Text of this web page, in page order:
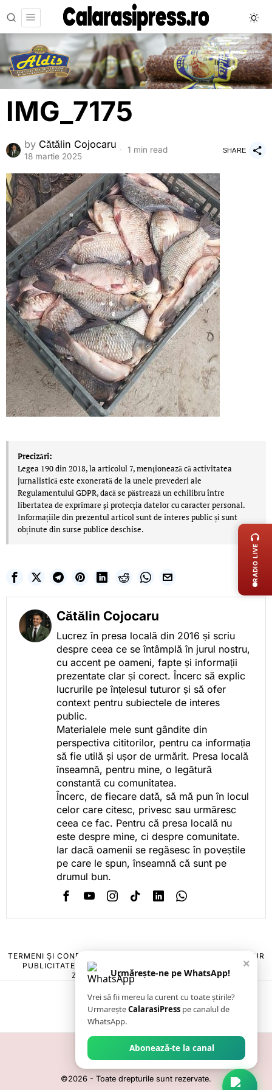
IMG_7175
by Cătălin Cojocaru
18 martie 2025
1 min read SHARE
Precizări:
Legea 190 din 2018, la articolul 7, menţionează că activitatea
jurnalistică este exonerată de la unele prevederi ale
Regulamentului GDPR, dacă se păstrează un echilibru între
libertatea de exprimare şi protecţia datelor cu caracter personal.
Informațiile din prezentul articol sunt de interes public și sunt
obținute din surse publice deschise.
Cătălin Cojocaru
Lucrez în presa locală din 2016 și scriu
despre ceea ce se întâmplă în jurul nostru,
cu accent pe oameni, fapte și informații
prezentate clar și corect. Încerc să explic
lucrurile pe înțelesul tuturor și să ofer
context pentru subiectele de interes
public.
Materialele mele sunt gândite din
perspectiva cititorilor, pentru ca informația
să fie utilă și ușor de urmărit. Presa locală
înseamnă, pentru mine, o legătură
constantă cu comunitatea.
Încerc, de fiecare dată, să mă pun în locul
celor care citesc, privesc sau urmăresc
ceea ce fac. Pentru că presa locală nu
este despre mine, ci despre comunitate.
Iar dacă oamenii se regăsesc în poveștile
pe care le spun, înseamnă că sunt pe
drumul bun.
TERMENI ȘI CONDIȚII
POLITICA DE ANULARE & RETUR
PUBLICITATE ONLINE & TIPĂRITĂ
CONTACT
ZIARUL ANUNȚUL CĂLĂRĂȘEAN
©2026 - Toate drepturile sunt rezervate.
×
Urmărește-ne pe WhatsApp!
Vrei să fii mereu la curent cu toate știrile?
UrmareșteCalarasiPress pe canalul de
WhatsApp.
Abonează-te la canal
RADIO LIVE